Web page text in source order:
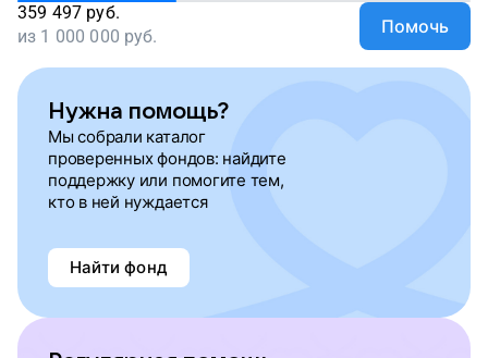
359 497 руб.
из 1 000 000 руб. Помочь
Нужна помощь?
Мы собрали каталог
проверенных фондов: найдите
поддержку или помогите тем,
кто в ней нуждается
Найти фонд